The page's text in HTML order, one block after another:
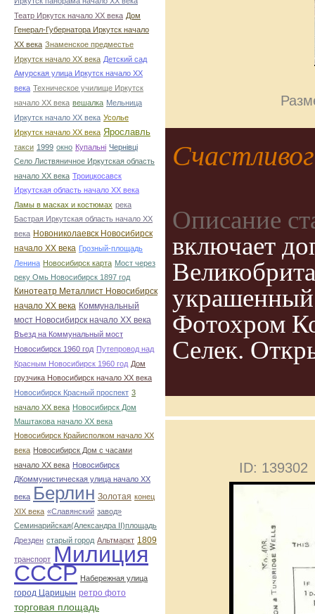
Театр Иркутск начало ХХ века Дом
Генерал-Губернатора Иркутск начало
ХХ века Знаменское предместье
Иркутск начало ХХ века Детский сад
Амурская улица Иркутск начало ХХ
века Техническое училище Иркутск
начало ХХ века вешалка Мельница
Иркутск начало ХХ века Усолье
Иркутск начало ХХ века Ярославль
такси 1999 окно Купальні Чернівці
Село Листвяничное Иркутская область
начало ХХ века Троицкосавск
Иркутская область начало ХХ века
Ламы в масках и костюмах река
Бастрая Иркутская область начало ХХ
века Новониколаевск Новосибирск
начало ХХ века Грозный-площадь
Ленина Новосибирск карта Мост через
реку Омь Новосибирск 1897 год
Кинотеатр Металлист Новосибирск
начало ХХ века Коммунальный
мост Новосибирск начало ХХ века
Въезд на Коммунальный мост
Новосибирск 1960 год Путепровод над
Красным Новосибирск 1960 год Дом
грузчика Новосибирск начало ХХ века
Новосибирск Красный проспект 3
начало ХХ века Новосибирск Дом
Маштакова начало ХХ века
Новосибирск Крайисполком начало ХХ
века Новосибирск Дом с часами
начало ХХ века Новосибирск
ДКоммунистическая улица начало ХХ
века Берлин Золотая конец
ХІХ века «Славянский завод»
Семинарийская(Александра II)площадь
Дрезден старый город Альтмаркт 1809
транспорт Милиция
СССР Набережная улица
город Царицын ретро фото
торговая площадь
Описание
включает
украшенный
Фотохром
Селек.
ID: